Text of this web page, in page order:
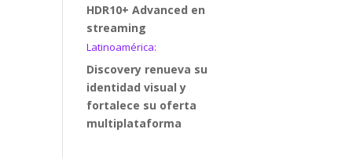
HDR10+ Advanced en
streaming
Latinoamérica:
Discovery renueva su
identidad visual y
fortalece su oferta
multiplataforma